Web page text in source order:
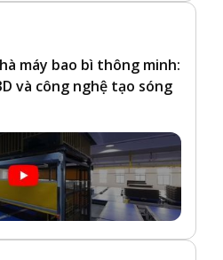
máy bao bì thông minh:
và công nghệ tạo sóng